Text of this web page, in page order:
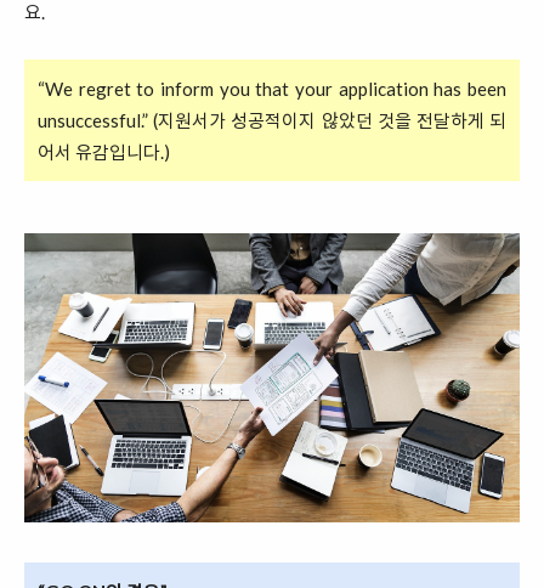
요.
“We regret to inform you that your application has been
unsuccessful.” (지원서가 성공적이지 않았던 것을 전달하게 되
어서 유감입니다.)